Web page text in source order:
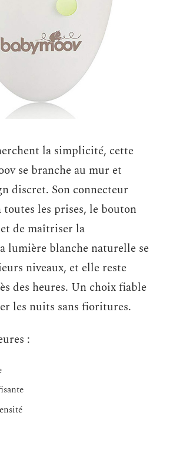
la simplicité, cette
se branche au mur et
discret. Son connecteur
toutes les prises, le bouton
de maîtriser la
lumière blanche naturelle se
niveaux, et elle reste
des heures. Un choix fiable
les nuits sans fioritures.
: